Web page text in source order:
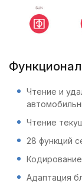
Чтение и
Чтение
28 функций
Адаптация